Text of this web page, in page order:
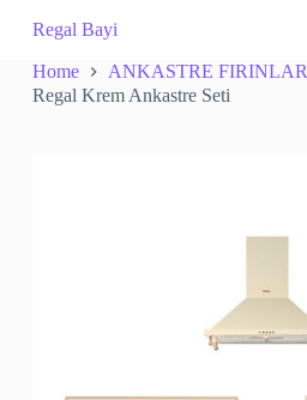
S
p
Regal Bayi
Home
ANKASTRE FIRINLAR
Regal Krem Ankastre Seti